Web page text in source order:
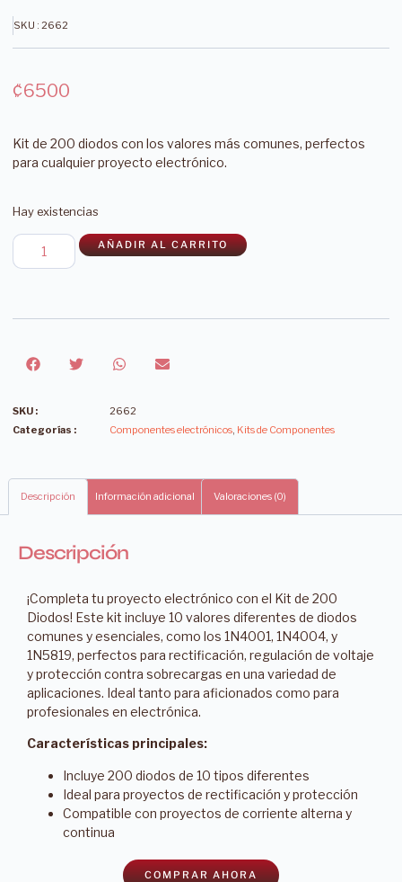
SKU : 2662
₡6500
Kit de 200 diodos con los valores más comunes, perfectos
para cualquier proyecto electrónico.
Hay existencias
AÑADIR AL CARRITO
SKU :
2662
Categorías :
Componentes electrónicos, Kits de Componentes
Descripción Información adicional Valoraciones (0)
Descripción
¡Completa tu proyecto electrónico con el Kit de 200
Diodos! Este kit incluye 10 valores diferentes de diodos
comunes y esenciales, como los 1N4001, 1N4004, y
1N5819, perfectos para rectificación, regulación de voltaje
y protección contra sobrecargas en una variedad de
aplicaciones. Ideal tanto para aficionados como para
profesionales en electrónica.
Características principales:
Incluye 200 diodos de 10 tipos diferentes
Ideal para proyectos de rectificación y protección
Compatible con proyectos de corriente alterna y
continua
COMPRAR AHORA